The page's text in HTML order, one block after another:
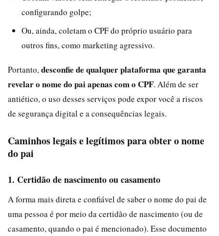
configurando golpe;
Ou, ainda, coletam o CPF do próprio usuário para
outros fins, como marketing agressivo.
Portanto, desconfie de qualquer plataforma que garanta
revelar o nome do pai apenas com o CPF. Além de ser
antiético, o uso desses serviços pode expor você a riscos
de segurança digital e a consequências legais.
Caminhos legais e legítimos para obter o nome
do pai
1. Certidão de nascimento ou casamento
A forma mais direta e confiável de saber o nome do pai de
uma pessoa é por meio da certidão de nascimento (ou de
casamento, quando o pai é mencionado). Esse documento